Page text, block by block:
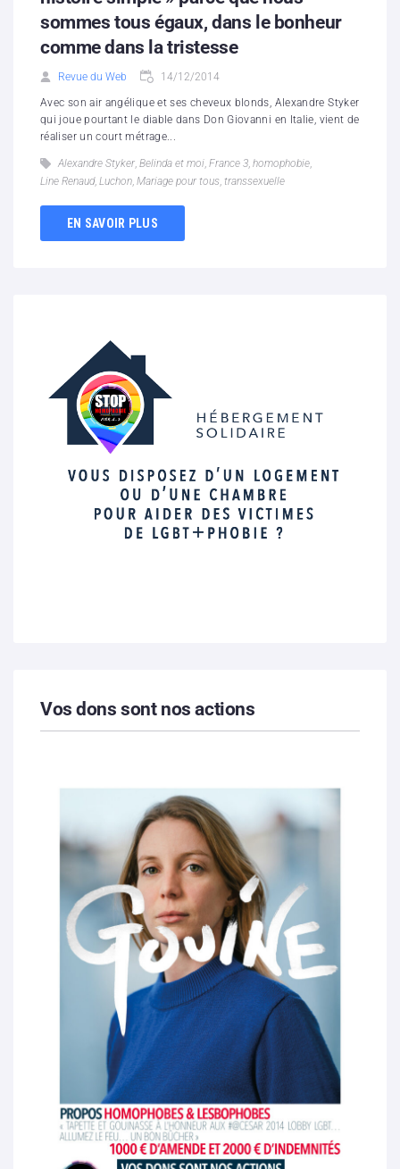
sommes tous égaux, dans le bonheur
comme dans la tristesse
Revue du Web 14/12/2014
Avec son air angélique et ses cheveux blonds, Alexandre Styker
qui joue pourtant le diable dans Don Giovanni en Italie, vient de
réaliser un court métrage...
Alexandre Styker, Belinda et moi, France 3, homophobie,
Line Renaud, Luchon, Mariage pour tous, transsexuelle
EN SAVOIR PLUS
Vos dons sont nos actions